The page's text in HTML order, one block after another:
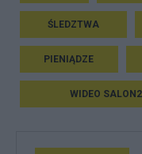
ŚLEDZTWA
PIENIĄDZE
WIDEO